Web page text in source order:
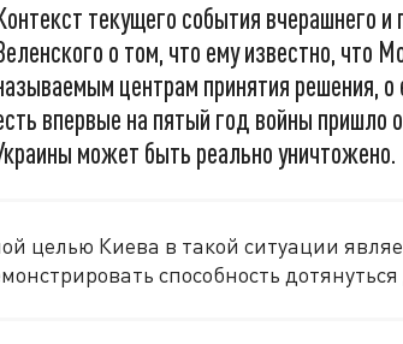
текущего события вчерашнего
о том, что ему известно, что
центрам принятия решения,
впервые на пятый год войны пришло
может быть реально уничтожено.
целью Киева в такой ситуации
способность